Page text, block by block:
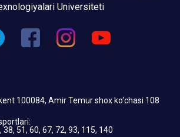
Universiteti
100084, Amir Temur shox ko‘chasi 108
38, 51, 60, 67, 72, 93, 115, 140